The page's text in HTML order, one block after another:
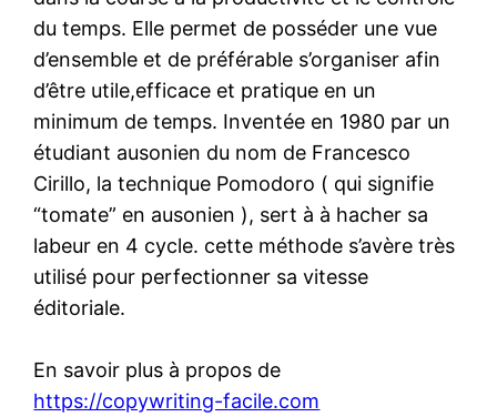
du temps. Elle permet de posséder une vue
d’ensemble et de préférable s’organiser afin
d’être utile,efficace et pratique en un
minimum de temps. Inventée en 1980 par un
étudiant ausonien du nom de Francesco
Cirillo, la technique Pomodoro ( qui signifie
“tomate” en ausonien ), sert à à hacher sa
labeur en 4 cycle. cette méthode s’avère très
utilisé pour perfectionner sa vitesse
éditoriale.
En savoir plus à propos de
https://copywriting-facile.com